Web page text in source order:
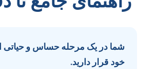
شما در یک مرحله حساس و حیاتی
خود قرار دارید.